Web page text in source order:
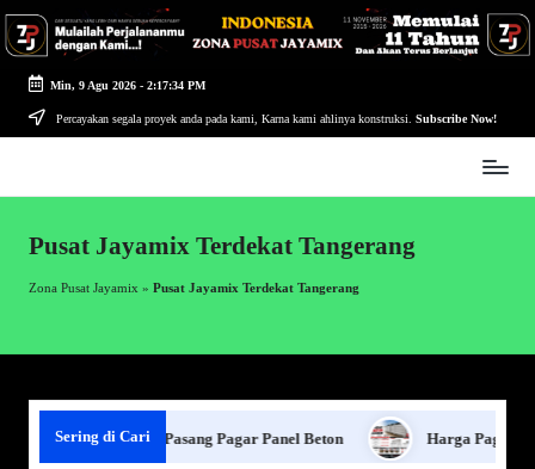
Skip
content
Min, 9 Agu 2026- 2:17:34 PM
Percayakan segala proyek anda pada kami, Karna kami ahlinya konstruksi. Subscribe Now!
-
Ahlinya
Pusat Jayamix Terdekat Tangerang
Zona Pusat Jayamix » Pusat Jayamix Terdekat Tangerang
Sering di Cari
Jasa Pasang Pagar Panel Beton Harga Pagar Panel